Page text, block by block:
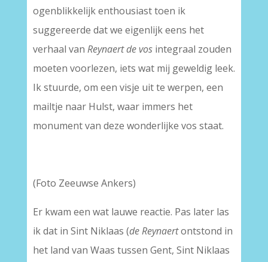
ogenblikkelijk enthousiast toen ik
suggereerde dat we eigenlijk eens het
verhaal van Reynaert de vosintegraal zouden
moeten voorlezen, iets wat mij geweldig leek.
Ik stuurde, om een visje uit te werpen, een
mailtje naar Hulst, waar immers het
monument van deze wonderlijke vos staat.
(Foto Zeeuwse Ankers)
Er kwam een wat lauwe reactie. Pas later las
ik dat in Sint Niklaas (de Reynaertontstond in
het land van Waas tussen Gent, Sint Niklaas